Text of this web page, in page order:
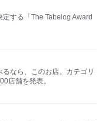
する「The Tabelog Award
るなら、このお店。カテゴリ
店舗を発表。